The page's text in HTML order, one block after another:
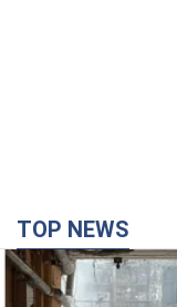
Российская
атаку на
города, есть